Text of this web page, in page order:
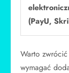
(PayU,
Warto
wymagać